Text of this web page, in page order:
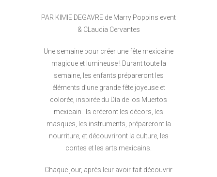
PAR KIMIE DEGAVRE de Marry Poppins event
& CLaudia Cervantes
Une semaine pour créer une fête mexicaine
magique et lumineuse ! Durant toute la
semaine, les enfants prépareront les
éléments d’une grande fête joyeuse et
colorée, inspirée du Día de los Muertos
mexicain. Ils créeront les décors, les
masques, les instruments, prépareront la
nourriture, et découvriront la culture, les
contes et les arts mexicains.
Chaque jour, après leur avoir fait découvrir